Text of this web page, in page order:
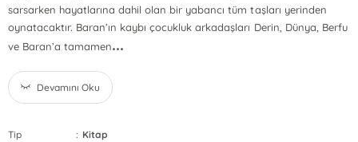
sarsarken hayatlarına dahil olan bir yabancı tüm taşları yerinden
oynatacaktır. Baran’ın kaybı çocukluk arkadaşları Derin, Dünya, Berfu
ve Baran’a tamamen...
Devamını Oku
Tip : Kitap